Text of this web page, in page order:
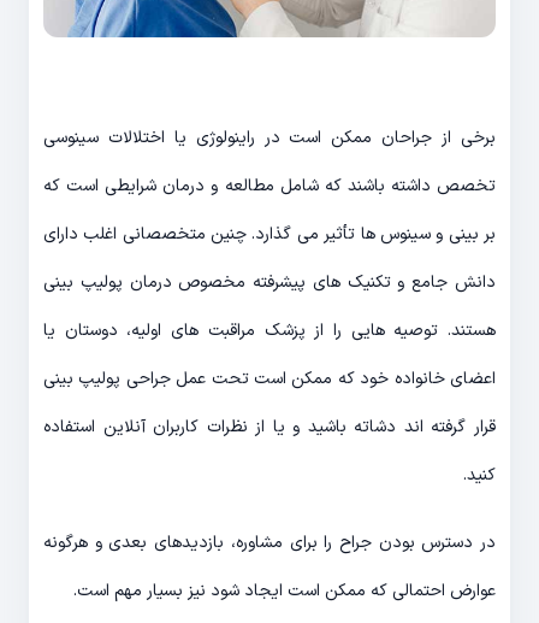
برخی از جراحان ممکن است در راینولوژی یا اختلالات سینوسی
تخصص داشته باشند که شامل مطالعه و درمان شرایطی است که
بر بینی و سینوس ها تأثیر می گذارد. چنین متخصصانی اغلب دارای
دانش جامع و تکنیک های پیشرفته مخصوص درمان پولیپ بینی
هستند. توصیه هایی را از پزشک مراقبت های اولیه، دوستان یا
اعضای خانواده خود که ممکن است تحت عمل جراحی پولیپ بینی
قرار گرفته اند دشاته باشید و یا از نظرات کاربران آنلاین استفاده
کنید.
در دسترس بودن جراح را برای مشاوره، بازدیدهای بعدی و هرگونه
عوارض احتمالی که ممکن است ایجاد شود نیز بسیار مهم است.